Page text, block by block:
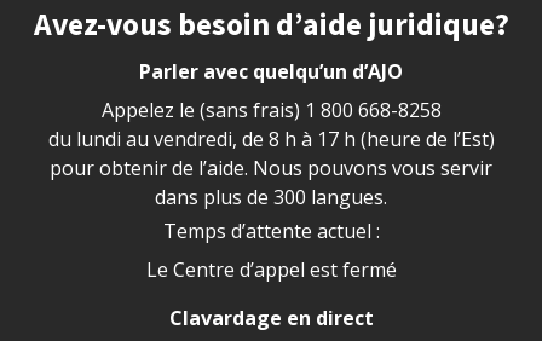
Site footer
Avez-vous besoin d’aide juridique?
Parler avec quelqu’un d’AJO
Appelez le (sans frais) 1 800 668-8258
du lundi au vendredi, de 8 h à 17 h (heure de l’Est)
pour obtenir de l’aide. Nous pouvons vous servir
dans plus de 300 langues.
Temps d’attente actuel :
Le Centre d’appel est fermé
Clavardage en direct